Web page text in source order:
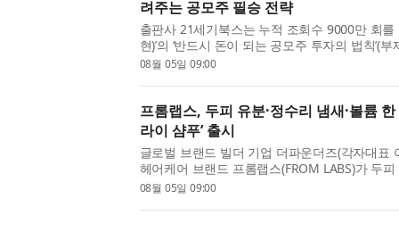
려주는 공모주 필승 전략
출판사 21세기북스는 누적 조회수 9000만 회를
현)’의 ‘반드시 돈이 되는 공모주 투자의 법칙’(
안전한 공모주 투자의 모든 것)을 8월 5일 출간
08월 05일 09:00
프롬랩스, 두피 유분·정수리 냄새·볼륨
라이 샴푸’ 출시
글로벌 브랜드 빌더 기업 더파운더즈(각자대표
헤어케어 브랜드 프롬랩스(FROM LABS)가 두
고민을 효과적으로 케어하는 신제품 ‘노세범 미
08월 05일 09:00